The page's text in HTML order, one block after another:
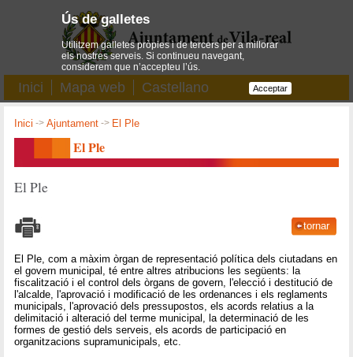
Inici Mapa web Castellano
Inici ->Ajuntament -> El Ple
El Ple
El Ple
tornar
El Ple, com a màxim òrgan de representació política dels ciutadans en
el govern municipal, té entre altres atribucions les següents: la
fiscalització i el control dels òrgans de govern, l'elecció i destitució de
l'alcalde, l'aprovació i modificació de les ordenances i els reglaments
municipals, l'aprovació dels pressupostos, els acords relatius a la
delimitació i alteració del terme municipal, la determinació de les
formes de gestió dels serveis, els acords de participació en
organitzacions supramunicipals, etc.
Ús de galletes
Utilitzem galletes pròpies i de tercers per a millorar
els nostres serveis. Si continueu navegant,
considerem que n’accepteu l’ús.
Acceptar